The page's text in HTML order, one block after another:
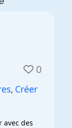
0
, Créer
avec des